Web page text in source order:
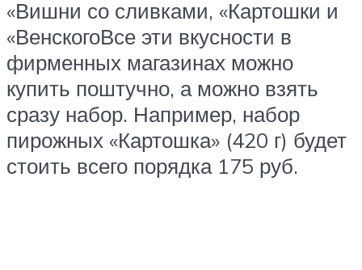
«Вишни со сливками, «Картошки и
«ВенскогоВсе эти вкусности в
фирменных магазинах можно
купить поштучно, а можно взять
сразу набор. Например, набор
пирожных «Картошка» (420 г) будет
стоить всего порядка 175 руб.